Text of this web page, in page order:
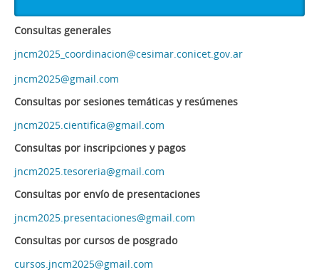
Consultas generales
jncm2025_coordinacion@cesimar.conicet.gov.ar
jncm2025@gmail.com
Consultas por sesiones temáticas y resúmenes
jncm2025.cientifica@gmail.com
Consultas por inscripciones y pagos
jncm2025.tesoreria@gmail.com
Consultas por envío de presentaciones
jncm2025.presentaciones@gmail.com
Consultas por cursos de posgrado
cursos.jncm2025@gmail.com